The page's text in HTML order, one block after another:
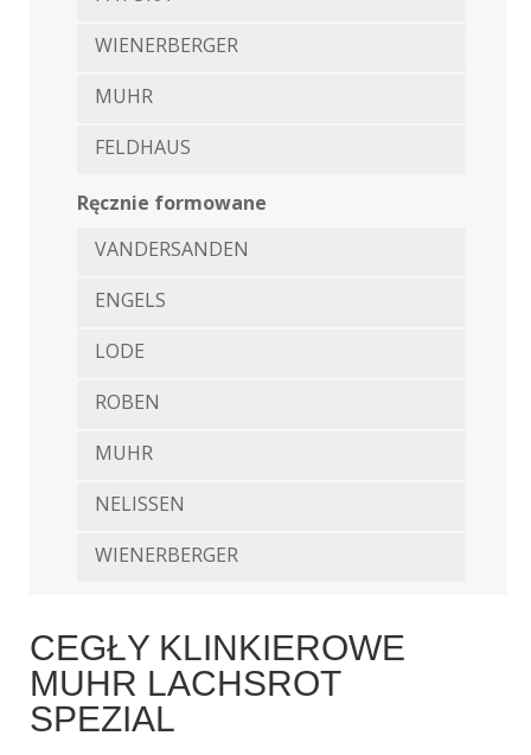
WIENERBERGER
MUHR
FELDHAUS
Ręcznie formowane
VANDERSANDEN
ENGELS
LODE
ROBEN
MUHR
NELISSEN
WIENERBERGER
CEGŁY KLINKIEROWE
MUHR LACHSROT
SPEZIAL